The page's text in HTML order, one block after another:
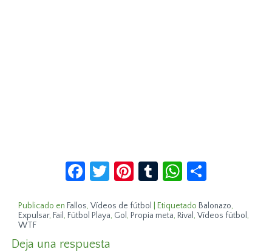
Facebook
Twitter
Pinterest
TumblrWhatsApp
Publicado en Fallos,Vídeos de fútbol Etiquetado Balonazo,
Expulsar, Fail, Fútbol Playa, Gol, Propia meta, Rival,Vídeos fútbol,
WTF
Deja una respuesta